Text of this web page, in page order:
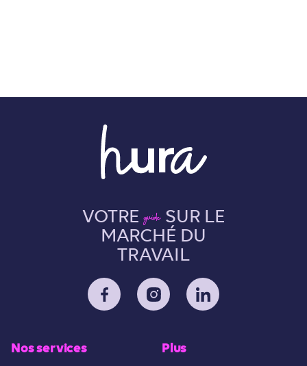
VOTRE guide SUR LE
MARCHÉ DU
TRAVAIL
Nos services Plus